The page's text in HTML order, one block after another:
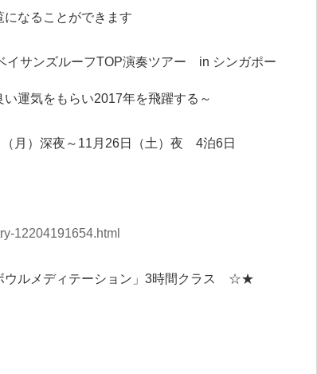
になることができます
イサンズルーフTOP演奏ツアー in シンガポー
運気をもらい2017年を飛躍する～
月）深夜～11月26日（土）夜 4泊6日
12204191654.html
ウルメディテーション」3時間クラス ☆★